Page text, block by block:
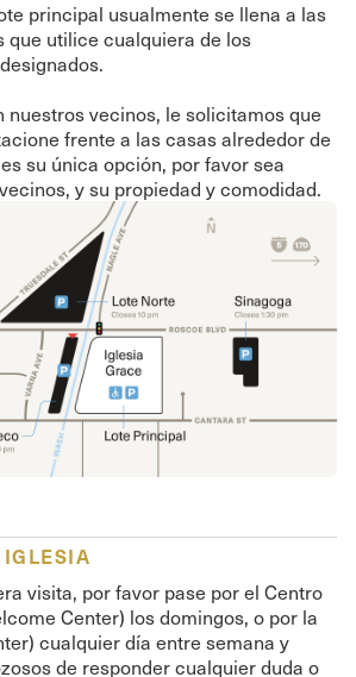
principal usualmente se llena a las
que utilice cualquiera de los
nuestros vecinos, le solicitamos que
frente a las casas alrededor de
su única opción, por favor sea
y su propiedad y comodidad.
visita, por favor pase por el Centro
Center) los domingos, o por la
cualquier día entre semana y
de responder cualquier duda o